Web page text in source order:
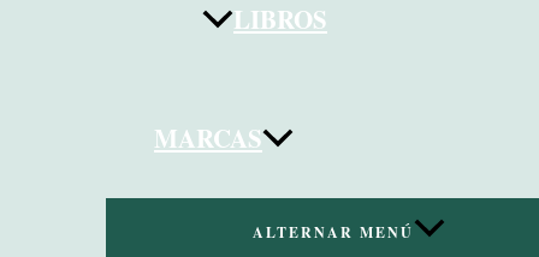
LIBROS
MARCAS
ALTERNAR MENÚ